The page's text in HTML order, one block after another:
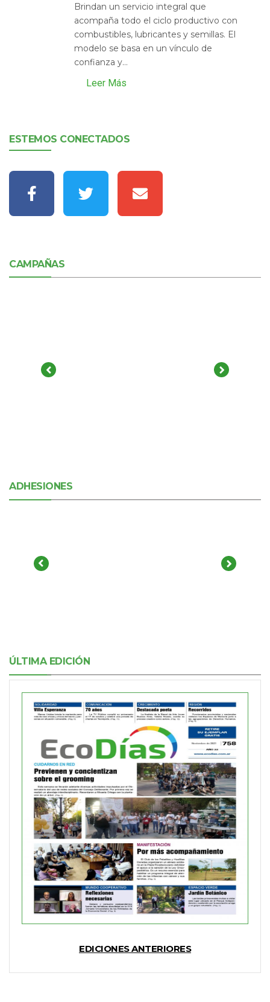
Brindan un servicio integral que
acompaña todo el ciclo productivo con
combustibles, lubricantes y semillas. El
modelo se basa en un vínculo de
confianza y...
Leer Más
ESTEMOS CONECTADOS
CAMPAÑAS
ADHESIONES
ÚLTIMA EDICIÓN
EDICIONES ANTERIORES